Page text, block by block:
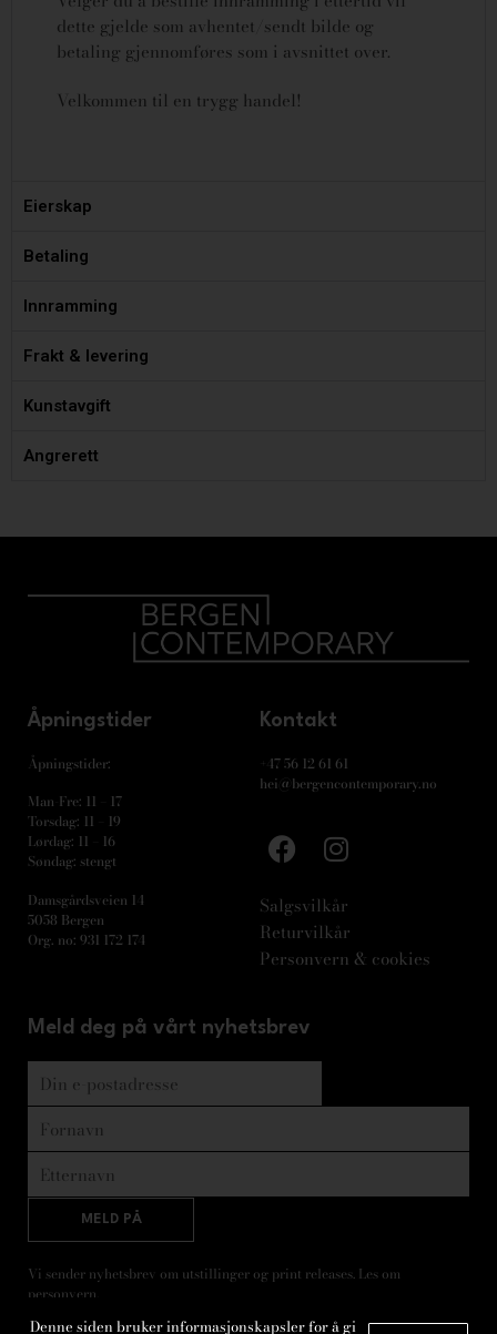
dette gjelde som avhentet/sendt bilde og
betaling gjennomføres som i avsnittet over.
Velkommen til en trygg handel!
Eierskap
Betaling
Innramming
Frakt & levering
Kunstavgift
Angrerett
Åpningstider
Åpningstider:
Man-Fre: 11 – 17
Torsdag: 11 – 19
Lørdag: 11 – 16
Søndag: stengt
Damsgårdsveien 14
5058 Bergen
Org. no: 931 172 174
Kontakt
+47 56 12 61 61
hei@bergencontemporary.no
Salgsvilkår
Returvilkår
Personvern & cookies
Meld deg på vårt nyhetsbrev
MELD PÅ
Vi sender nyhetsbrev om utstillinger og print releases. Les om
personvern
Denne siden bruker informasjonskapsler for å gi